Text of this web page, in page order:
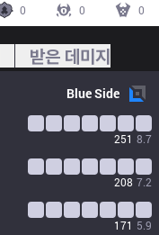
0
0 0
받은 데미지
BlueSide
251 8.7
208 7.2
171 5.9